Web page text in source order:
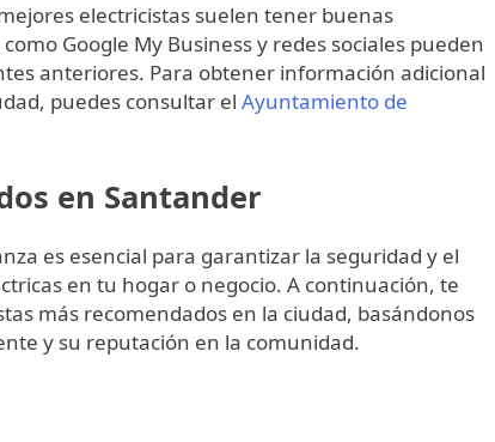
electricistas suelen tener buenas
Google My Business y redes sociales pueden
anteriores. Para obtener información adicional
puedes consultar el Ayuntamiento de
en Santander
es esencial para garantizar la seguridad y el
en tu hogar o negocio. A continuación, te
más recomendados en la ciudad, basándonos
y su reputación en la comunidad.